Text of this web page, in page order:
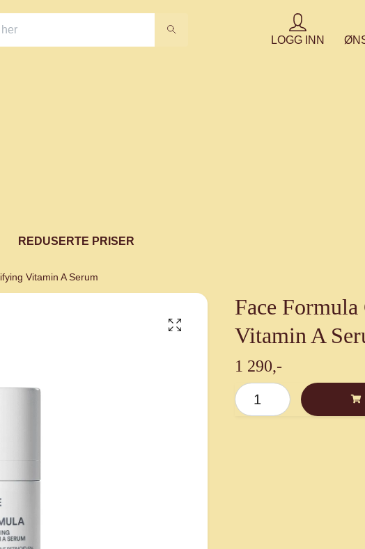
LOGG INN
REDUSERTE PRISER
Vitamin A Serum
Face
Vitamin A
1 290,-